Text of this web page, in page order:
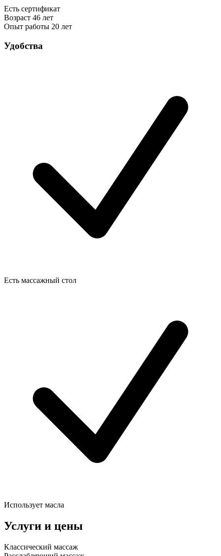
Есть сертификат
Возраст 46 лет
Опыт работы 20 лет
Удобства
Есть массажный стол
Использует масла
Услуги и цены
Классический массаж